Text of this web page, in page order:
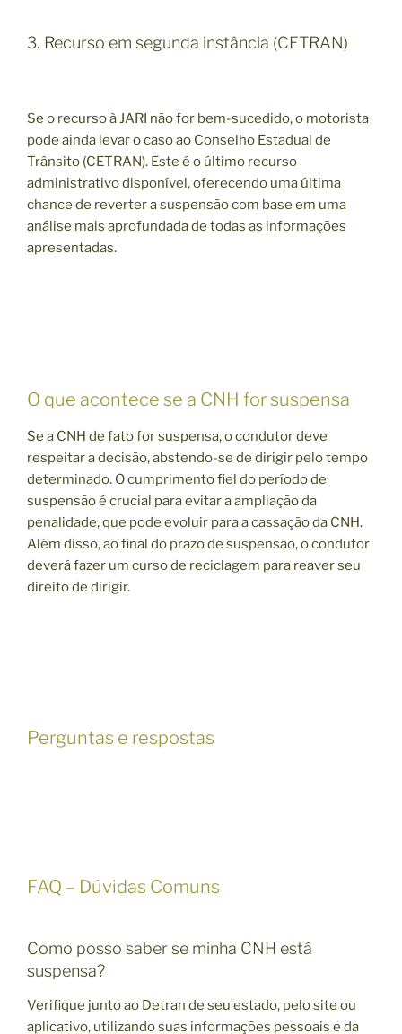
3. Recurso em segunda instância (CETRAN)
Se o recurso à JARI não for bem-sucedido, o motorista
pode ainda levar o caso ao Conselho Estadual de
Trânsito (CETRAN). Este é o último recurso
administrativo disponível, oferecendo uma última
chance de reverter a suspensão com base em uma
análise mais aprofundada de todas as informações
apresentadas.
O que acontece se a CNH for suspensa
Se a CNH de fato for suspensa, o condutor deve
respeitar a decisão, abstendo-se de dirigir pelo tempo
determinado. O cumprimento fiel do período de
suspensão é crucial para evitar a ampliação da
penalidade, que pode evoluir para a cassação da CNH.
Além disso, ao final do prazo de suspensão, o condutor
deverá fazer um curso de reciclagem para reaver seu
direito de dirigir.
Perguntas e respostas
FAQ – Dúvidas Comuns
Como posso saber se minha CNH está
suspensa?
Verifique junto ao Detran de seu estado, pelo site ou
aplicativo, utilizando suas informações pessoais e da